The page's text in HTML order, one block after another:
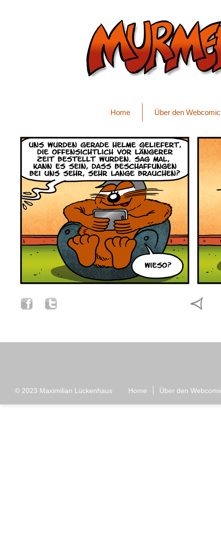
Home Über den Webcomic
© 2023 Maximilian Lückenhaus Home Über den